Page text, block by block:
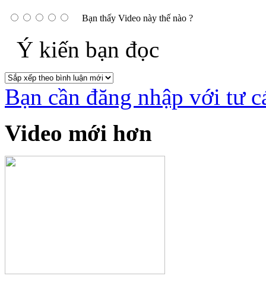
Bạn thấy Video này thế nào ?
Ý kiến bạn đọc
Bạn cần đăng nhập với tư
Video mới hơn